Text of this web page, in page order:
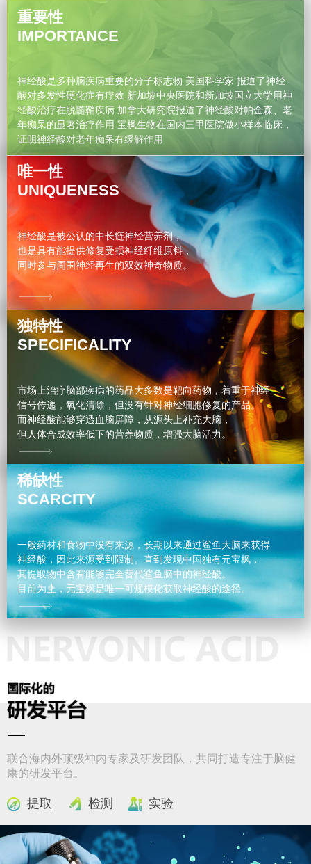
重要性
IMPORTANCE
神经酸是多种脑疾病重要的分子标志物 美国科学家 报道了神经
酸对多发性硬化症有疗效 新加坡中央医院和新加坡国立大学用神
经酸治疗在脱髓鞘疾病 加拿大研究院报道了神经酸对帕金森、老
年痴呆的显著治疗作用 宝枫生物在国内三甲医院做小样本临床，
证明神经酸对老年痴呆有缓解作用
唯一性
UNIQUENESS
神经酸是被公认的中长链神经营养剂，
也是具有能提供修复受损神经纤维原料，
同时参与周围神经再生的双效神奇物质。
独特性
SPECIFICALITY
市场上治疗脑部疾病的药品大多数是靶向药物，着重于神经
信号传递，氧化清除，但没有针对神经细胞修复的产品。
而神经酸能够穿透血脑屏障，从源头上补充大脑，
但人体合成效率低下的营养物质，增强大脑活力。
稀缺性
SCARCITY
一般药材和食物中没有来源，长期以来通过鲨鱼大脑来获得
神经酸，因此来源受到限制。直到发现中国独有元宝枫，
其提取物中含有能够完全替代鲨鱼脑中的神经酸。
目前为止，元宝枫是唯一可规模化获取神经酸的途径。
联合海内外顶级神内专家及研发团队，共同打造专注于脑健
康的研发平台。
提取 检测 实验